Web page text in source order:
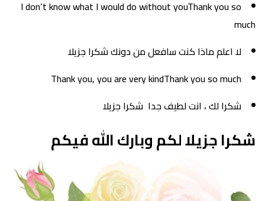
I don’t know what I would do without youThank you so
much
لا اعلم ماذا كنت سافعل من دونك شكرا جزيلا
Thank you, you are very kindThank you so much
شكرا لك ، انت لطيف جدا شكرا جزيلا
شكرا جزيلا لكم وبارك الله فيكم